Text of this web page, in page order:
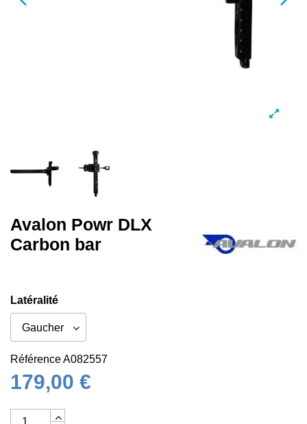
Avalon Powr DLX
Carbon bar
Latéralité
RéférenceA082557
179,00 €